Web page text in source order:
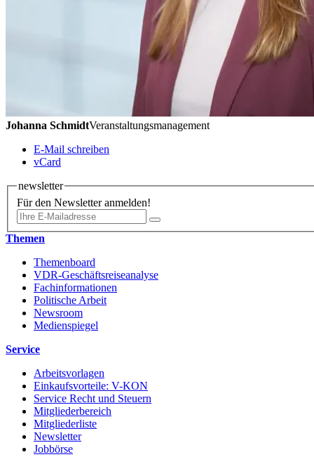
Johanna SchmidtVeranstaltungsmanagement
E-Mail schreiben
vCard
newsletter
Für den Newsletter anmelden!
Themen
Themenboard
VDR-Geschäftsreiseanalyse
Fachinformationen
Politische Arbeit
Newsroom
Medienspiegel
Service
Arbeitsvorlagen
Einkaufsvorteile: V-KON
Service Recht und Steuern
Mitgliederbereich
Mitgliederliste
Newsletter
Jobbörse